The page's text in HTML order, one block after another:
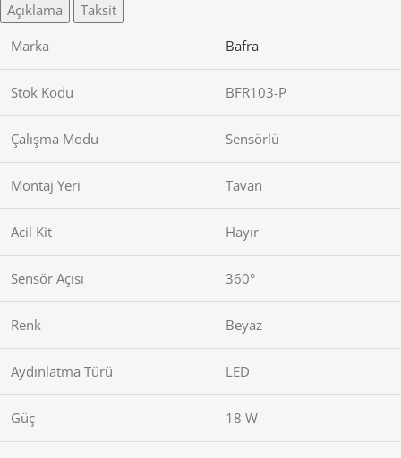
Açıklama
Taksit
Marka
Bafra
Stok Kodu BFR103-P
Çalışma Modu Sensörlü
Montaj Yeri Tavan
Acil Kit Hayır
Sensör Açısı 360°
Renk Beyaz
Aydınlatma Türü LED
Güç 18 W